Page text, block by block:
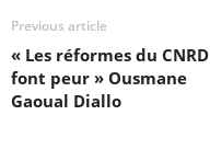
Previous article
« Les réformes du CNRD
font peur » Ousmane
Gaoual Diallo